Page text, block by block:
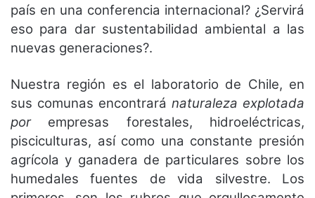
país en una conferencia internacional? ¿Servirá
eso para dar sustentabilidad ambiental a las
nuevas generaciones?.
Nuestra región es el laboratorio de Chile, en
sus comunas encontrará naturaleza explotada
porempresas forestales, hidroeléctricas,
pisciculturas, así como una constante presión
agrícola y ganadera de particulares sobre los
humedales fuentes de vida silvestre. Los